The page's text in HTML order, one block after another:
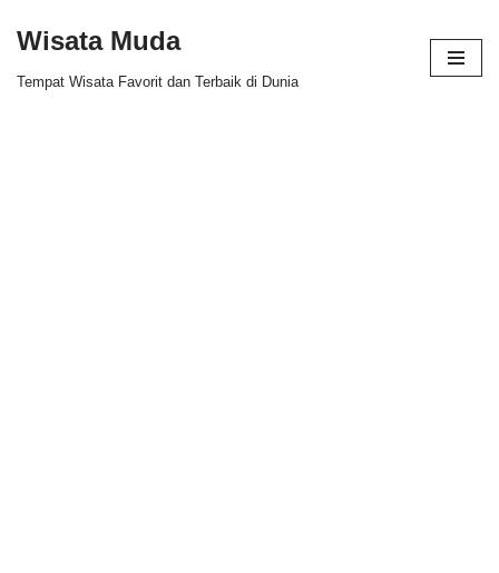
Wisata Muda
Tempat Wisata Favorit dan Terbaik di Dunia